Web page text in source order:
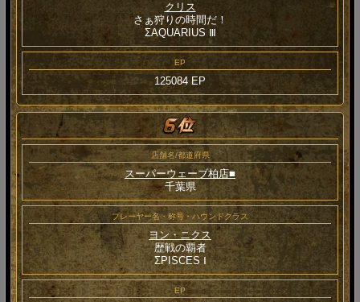
クリス
さぁ狩りの時間だ！
ΣAQUARIUS Ⅲ
EP
125084 EP
店舗名/都道府県
スーパーウェーブ柏店■
千葉県
プレーヤー名・称号・ハウンドクラス
ヨン・ニクス
歴戦の覇者
ΣPISCES Ⅰ
EP